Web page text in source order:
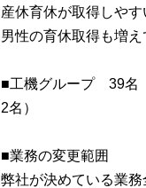
産休育休が取得しや
男性の育休取得も増え
■工機グループ 39名
2名）
■業務の変更範囲
弊社が決めている業務